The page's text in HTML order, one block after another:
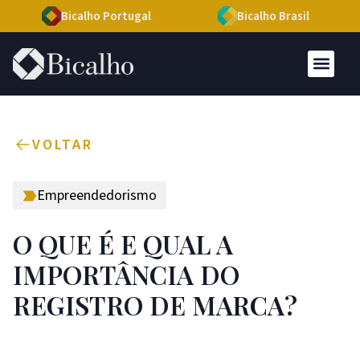
Bicalho Portugal Bicalho Brasil
VOLTAR
Empreendedorismo
O QUE É E QUAL A
IMPORTÂNCIA DO
REGISTRO DE MARCA?